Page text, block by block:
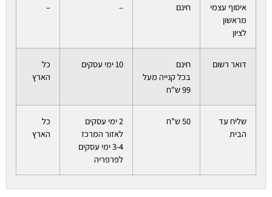
איסוף עצמי
מראשון
לציון
חינם –
–
דואר רשום
חינם
בכל קנייה מעל
99 ש"ח
10 ימי עסקים
כל
הארץ
שליח עד
הבית
50 ש"ח
2 ימי עסקים
לאזור המרכז
3-4 ימי עסקים
לפרפריה
כל
הארץ